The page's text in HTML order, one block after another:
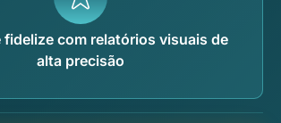
fidelize com relatórios visuais de
alta precisão